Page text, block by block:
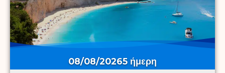
08/08/20265 ήμερη